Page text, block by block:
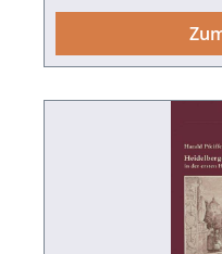
Beiträgen von
und Hans-Georg
farbigen Abb.,
Guderjahn. 1996.